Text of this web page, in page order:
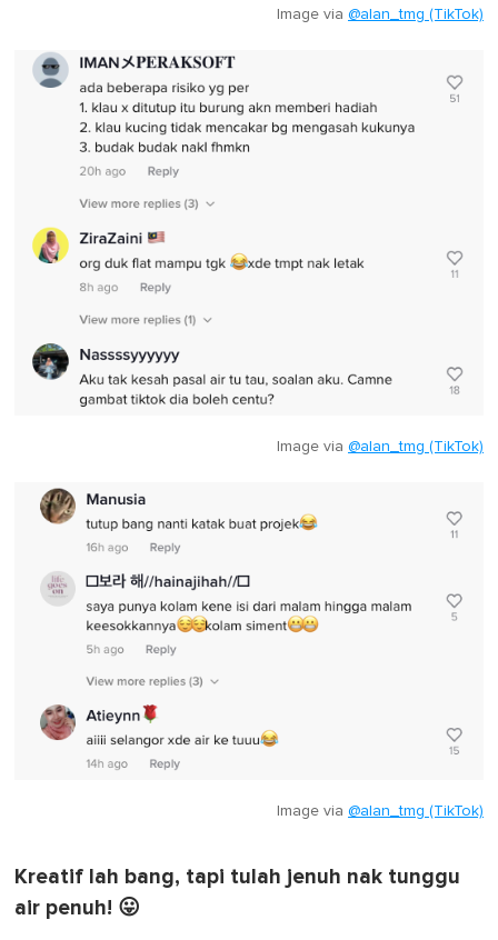
Image via @alan_tmg (TikTok)
Image via @alan_tmg (TikTok)
Image via @alan_tmg (TikTok)
Kreatif lah bang, tapi tulah jenuh nak tunggu
air penuh! 😛